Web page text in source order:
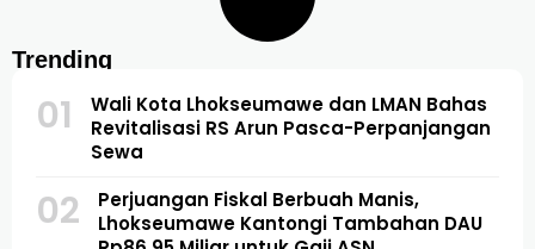
Trending
01
Wali Kota Lhokseumawe dan LMAN Bahas
Revitalisasi RS Arun Pasca-Perpanjangan
Sewa
02
Perjuangan Fiskal Berbuah Manis,
Lhokseumawe Kantongi Tambahan DAU